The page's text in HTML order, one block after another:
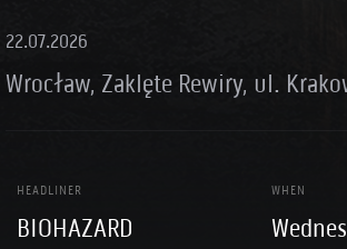
22.07.2026
Wrocław, Zaklęte Rewiry, ul.
HEADLINER
BIOHAZARD
WHEN